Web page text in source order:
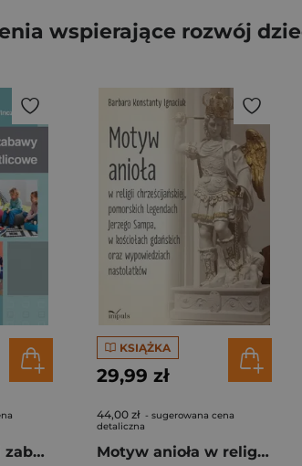
wspierające rozwój
Tradycyjne gry i zabawy świetlicowe
KSIĄŻKA
29,99 zł
44,00 zł - sugerowana cena
detaliczna
Motyw anioła w religii chrześcijańskiej pomorskich legendach Jerzego Sampa w kościołach gdańskich oraz wypowiedziach nastolatków